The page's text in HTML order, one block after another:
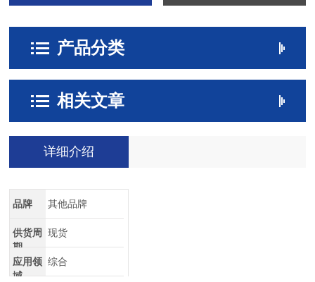
产品分类
相关文章
详细介绍
品牌 其他品牌
供货周
期
现货
应用领
域
综合